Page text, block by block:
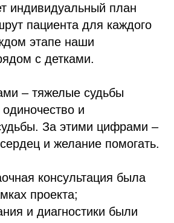
индивидуальный план
пациента для каждого
этапе наши
с детками.
– тяжелые судьбы
и
За этими цифрами –
и желание помогать.
консультация была
проекта;
и диагностики были